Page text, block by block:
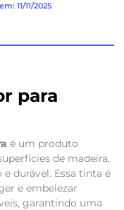
11/11/2025
para
é um produto
de madeira,
durável. Essa tinta é
e embelezar
garantindo uma